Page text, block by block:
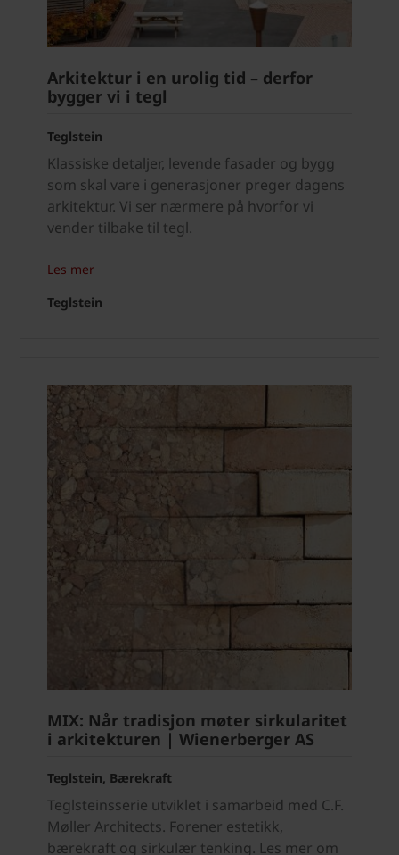
Arkitektur i en urolig tid – derfor
bygger vi i tegl
Teglstein
Klassiske detaljer, levende fasader og bygg
som skal vare i generasjoner preger dagens
arkitektur. Vi ser nærmere på hvorfor vi
vender tilbake til tegl.
Les mer
Teglstein
MIX: Når tradisjon møter sirkularitet
i arkitekturen | Wienerberger AS
Teglstein, Bærekraft
Teglsteinsserie utviklet i samarbeid med C.F.
Møller Architects. Forener estetikk,
bærekraft og sirkulær tenking. Les mer om